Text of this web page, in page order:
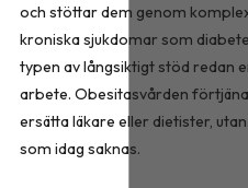
och stöttar dem genom
kroniska sjukdomar som
typen av långsiktigt stöd redan
arbete. Obesitasvården
ersätta läkare eller dietister,
som idag saknas.